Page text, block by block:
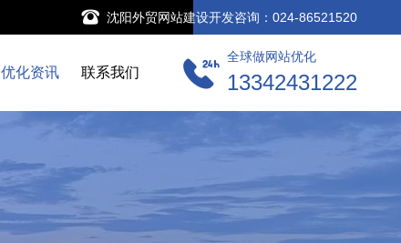
沈阳外贸网站建设开发咨询：024-86521520
优化资讯 联系我们
全球做网站优化
13342431222